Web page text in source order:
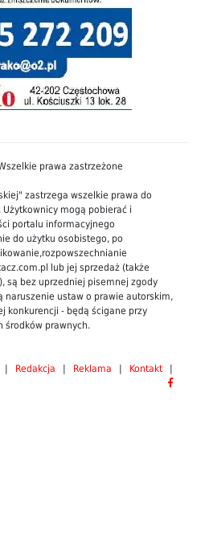
prawa zastrzeżone
zastrzega wszelkie prawa do
mogą pobierać i
portalu informacyjnego
do użytku osobistego, po
lub jej sprzedaż (także
są bez uprzedniej pisemnej zgody
naruszenie ustaw o prawie autorskim,
konkurencji - będą ścigane przy
środków prawnych.
| Redakcja | Reklama | Kontakt |